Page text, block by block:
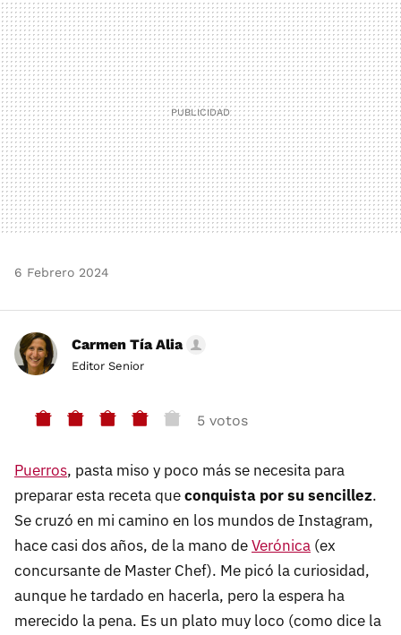
MAIL
6 Febrero 2024
Carmen Tía Alia
Editor Senior
5 votos
Puerros, pasta miso y poco más se necesita para
preparar esta receta queconquista por su sencillez.
Se cruzó en mi camino en los mundos de Instagram,
hace casi dos años, de la mano deVerónica (ex
concursante de Master Chef). Me picó la curiosidad,
aunque he tardado en hacerla, pero la espera ha
merecido la pena. Es un plato muy loco (como dice la